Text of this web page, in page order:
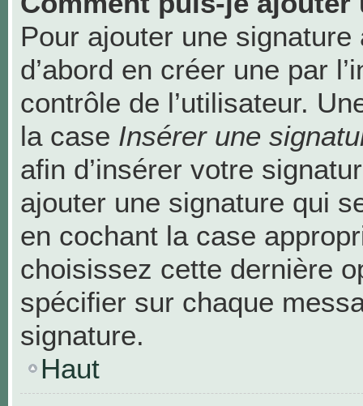
Pour ajouter une
d’abord en créer une par
contrôle de l’utilisateur.
la case Insérer une
afin d’insérer votre
ajouter une signature qui
en cochant la case
choisissez cette dernière
spécifier sur chaque
signature.
Haut